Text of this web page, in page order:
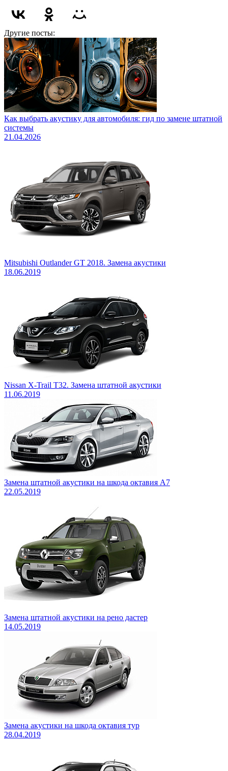
Другие посты:
Как выбрать акустику для автомобиля: гид по замене штатной
системы
21.04.2026
Mitsubishi Outlander GT 2018. Замена акустики
18.06.2019
Nissan X-Trail T32. Замена штатной акустики
11.06.2019
Замена штатной акустики на шкода октавия А7
22.05.2019
Замена штатной акустики на рено дастер
14.05.2019
Замена акустики на шкода октавия тур
28.04.2019